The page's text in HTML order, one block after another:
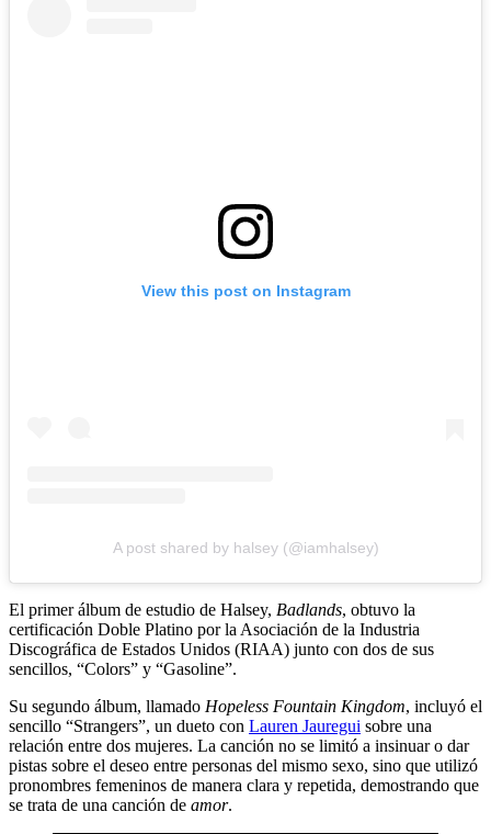
View this post on Instagram
A post shared by halsey (@iamhalsey)
El primer álbum de estudio de Halsey, Badlands, obtuvo la
certificación Doble Platino por la Asociación de la Industria
Discográfica de Estados Unidos (RIAA) junto con dos de sus
sencillos, “Colors” y “Gasoline”.
Su segundo álbum, llamado Hopeless Fountain Kingdom, incluyó el
sencillo “Strangers”, un dueto con Lauren Jauregui sobre una
relación entre dos mujeres. La canción no se limitó a insinuar o dar
pistas sobre el deseo entre personas del mismo sexo, sino que utilizó
pronombres femeninos de manera clara y repetida, demostrando que
se trata de una canción de amor.